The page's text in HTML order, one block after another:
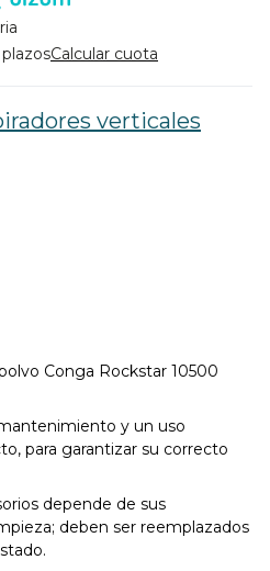
Calcular cuota
verticales
Conga Rockstar 10500
y un uso
para garantizar su correcto
depende de sus
deben ser reemplazados